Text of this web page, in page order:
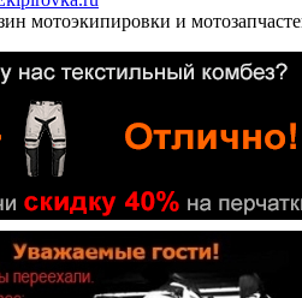
мотоэкипировки и